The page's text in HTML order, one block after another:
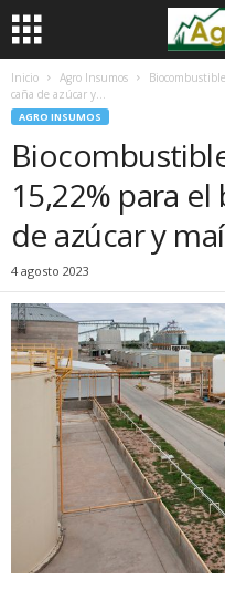
Inicio Agro Insumos
caña de azúcar y...
AGRO INSUMOS
15,22% para
de azúcar y
4 agosto 2023